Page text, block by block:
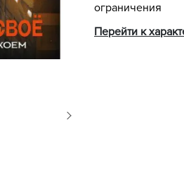
ограничения
Перейти к